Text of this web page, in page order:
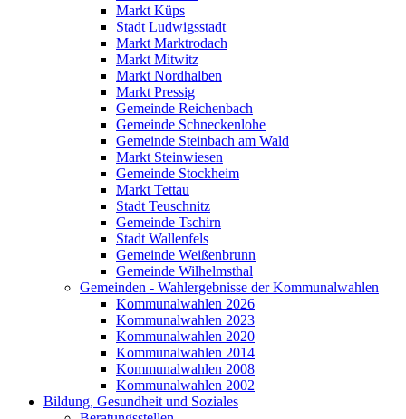
Markt Küps
Stadt Ludwigsstadt
Markt Marktrodach
Markt Mitwitz
Markt Nordhalben
Markt Pressig
Gemeinde Reichenbach
Gemeinde Schneckenlohe
Gemeinde Steinbach am Wald
Markt Steinwiesen
Gemeinde Stockheim
Markt Tettau
Stadt Teuschnitz
Gemeinde Tschirn
Stadt Wallenfels
Gemeinde Weißenbrunn
Gemeinde Wilhelmsthal
Gemeinden - Wahlergebnisse der Kommunalwahlen
Kommunalwahlen 2026
Kommunalwahlen 2023
Kommunalwahlen 2020
Kommunalwahlen 2014
Kommunalwahlen 2008
Kommunalwahlen 2002
Bildung, Gesundheit und Soziales